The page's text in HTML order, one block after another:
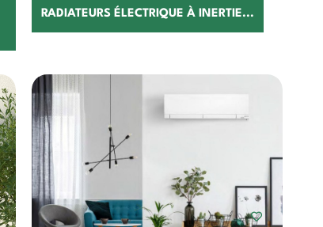
RADIATEURS ÉLECTRIQUE À INERTIE...
Choisir